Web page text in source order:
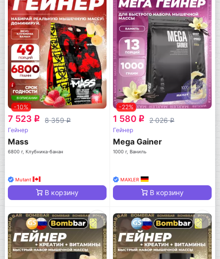
-10%
7 523 q 8 359q
Гейнер
Mass
6800 г, Клубника-банан
Mutant
В корзину
-22%
1 580 q 2 026q
Гейнер
Mega Gainer
1000 г, Ваниль
MAXLER
В корзину